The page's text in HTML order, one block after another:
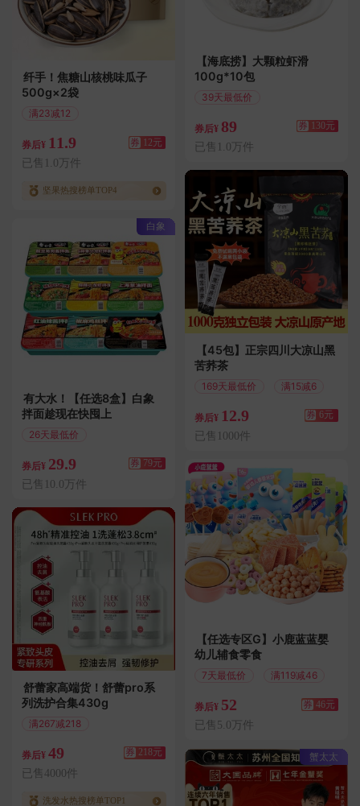
纤手！焦糖山核桃味瓜子
500g×2袋
满23减12
券后¥ 11.9 券 12元
已售1.0万件
坚果热搜榜单TOP4
白象
有大水！【任选8盒】白象
拌面趁现在快囤上
26天最低价
券后¥ 29.9 券 79元
已售10.0万件
舒蕾家高端货！舒蕾pro系
列洗护合集430g
满267减218
券后¥ 49 券 218元
已售4000件
洗发水热搜榜单TOP1
【海底捞】大颗粒虾滑
100g*10包
39天最低价
券后¥ 89 券 130元
已售1.0万件
【45包】正宗四川大凉山黑
苦荞茶
169天最低价 满15减6
券后¥ 12.9 券 6元
已售1000件
【任选专区G】小鹿蓝蓝婴
幼儿辅食零食
7天最低价 满119减46
券后¥ 52 券 46元
已售5.0万件
蟹太太